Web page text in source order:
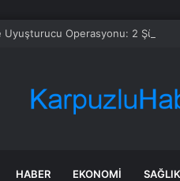
Uyuşturucu Operasyonu: 2 Şüpheli
HABER EKONOMI SAĞLIK